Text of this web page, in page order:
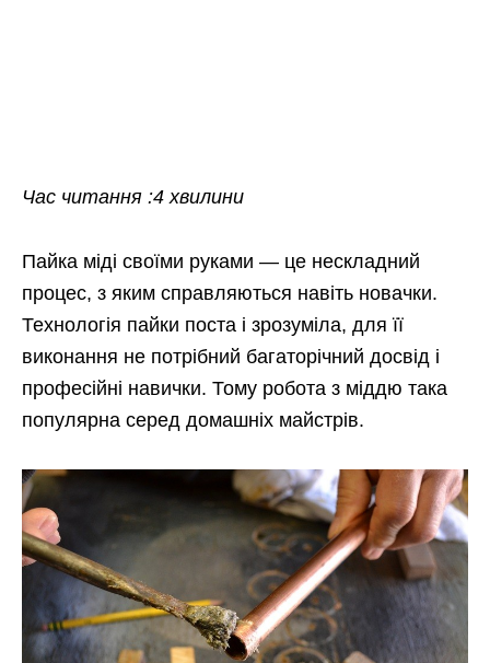
Час читання :4 хвилини
Пайка міді своїми руками — це нескладний
процес, з яким справляються навіть новачки.
Технологія пайки поста і зрозуміла, для її
виконання не потрібний багаторічний досвід і
професійні навички. Тому робота з міддю така
популярна серед домашніх майстрів.